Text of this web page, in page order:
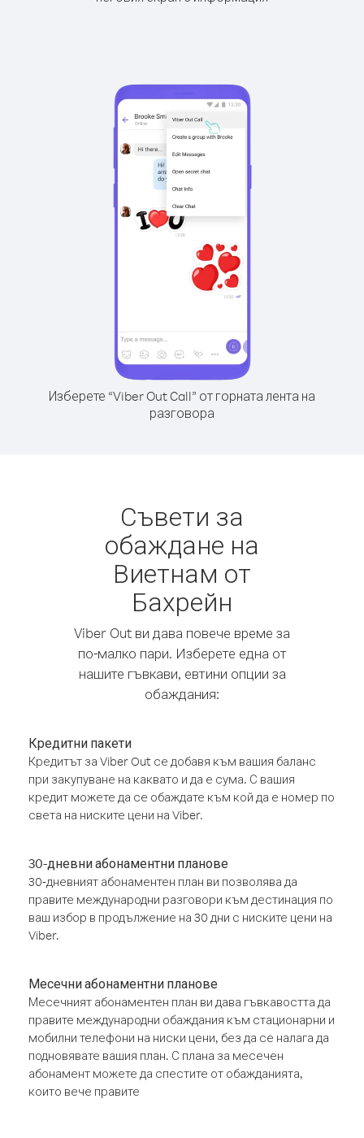
Изберете “Viber Out Call” от горната лента на
разговора
Съвети за
обаждане на
Виетнам от
Бахрейн
Viber Out ви дава повече време за
по-малко пари. Изберете една от
нашите гъвкави, евтини опции за
обаждания:
Кредитни пакети
Кредитът за Viber Out се добавя към вашия баланс
при закупуване на каквато и да е сума. С вашия
кредит можете да се обаждате към кой да е номер по
света на ниските цени на Viber.
30-дневни абонаментни планове
30-дневният абонаментен план ви позволява да
правите международни разговори към дестинация по
ваш избор в продължение на 30 дни с ниските цени на
Viber.
Месечни абонаментни планове
Месечният абонаментен план ви дава гъвкавостта да
правите международни обаждания към стационарни и
мобилни телефони на ниски цени, без да се налага да
подновявате вашия план. С плана за месечен
абонамент можете да спестите от обажданията,
които вече правите